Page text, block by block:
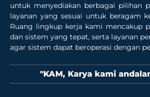
untuk menyediakan berbagai pilihan
layanan yang sesuai untuk beragam
Ruang lingkup kerja kami mencakup
dan sistem yang tepat, serta layanan
agar sistem dapat beroperasi dengan
"KAM, Karya kami